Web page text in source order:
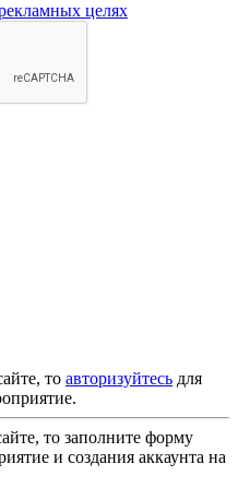
целях
то авторизуйтесь для
то заполните форму
и создания аккаунта на